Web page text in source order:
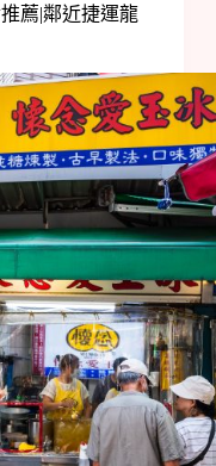
薦|鄰近捷運龍